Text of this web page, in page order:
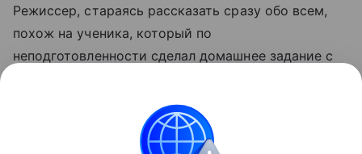
Режиссер, стараясь рассказать сразу обо всем,
похож на ученика, который по
неподготовленности сделал домашнее задание с
проговорившись и выдав себя: "Для более точного
ответа уточните…". А мастерство режиссуры
заключается в том числе в умении остановиться и